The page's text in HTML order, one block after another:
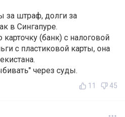
за штраф, долги за
в Сингапуре.
(банк) с налоговой
с пластиковой карты, она
через суды.
11 45